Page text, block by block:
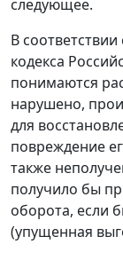
следующее.
В
кодекса
понимаются
нарушено,
для
повреждение
также
получило бы
оборота, если
(упущенная